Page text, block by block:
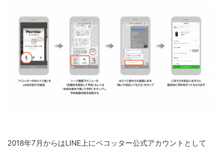
2018年7月からはLINE上にペコッター公式アカウントとして